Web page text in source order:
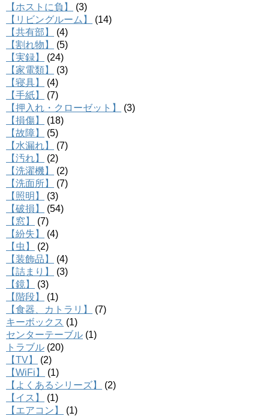
【ホストに負】
(3)
【リビングルーム】
(14)
【共有部】
(4)
【割れ物】
(5)
【実録】
(24)
【家電類】
(3)
【寝具】
(4)
【手紙】
(7)
【押入れ・クローゼット】
(3)
【損傷】
(18)
【故障】
(5)
【水漏れ】
(7)
【汚れ】
(2)
【洗濯機】
(2)
【洗面所】
(7)
【照明】
(3)
【破損】
(54)
【窓】
(7)
【紛失】
(4)
【虫】
(2)
【装飾品】
(4)
【詰まり】
(3)
【鏡】
(3)
【階段】
(1)
【食器、カトラリ】
(7)
キーボックス (1)
センターテーブル (1)
トラブル (20)
【TV】
(2)
【WiFi】
(1)
【よくあるシリーズ】
(2)
【イス】
(1)
【エアコン】
(1)